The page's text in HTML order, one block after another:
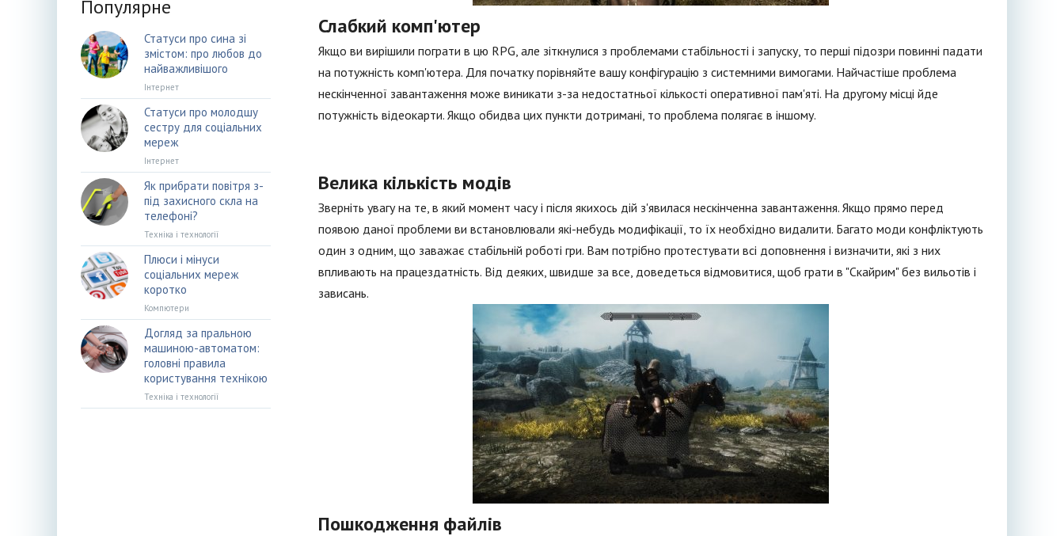
Слабкий комп'ютер
Якщо ви вирішили пограти в цю RPG, але зіткнулися з проблемами стабільності і запуску, то перші підозри повинні падати
на потужність комп'ютера. Для початку порівняйте вашу конфігурацію з системними вимогами. Найчастіше проблема
нескінченної завантаження може виникати з-за недостатньої кількості оперативної пам'яті. На другому місці йде
потужність відеокарти. Якщо обидва цих пункти дотримані, то проблема полягає в іншому.
Велика кількість модів
Зверніть увагу на те, в який момент часу і після якихось дій з'явилася нескінченна завантаження. Якщо прямо перед
появою даної проблеми ви встановлювали які-небудь модифікації, то їх необхідно видалити. Багато моди конфліктують
один з одним, що заважає стабільній роботі гри. Вам потрібно протестувати всі доповнення і визначити, які з них
впливають на працездатність. Від деяких, швидше за все, доведеться відмовитися, щоб грати в "Скайрим" без вильотів і
зависань.
Пошкодження файлів
Популярне
Статуси про сина зі
змістом: про любов до
найважливішого
Інтернет
Статуси про молодшу
сестру для соціальних
мереж
Інтернет
Як прибрати повітря з-
під захисного скла на
телефоні?
Техніка і технології
Плюси і мінуси
соціальних мереж
коротко
Компютери
Догляд за пральною
машиною-автоматом:
головні правила
користування технікою
Техніка і технології